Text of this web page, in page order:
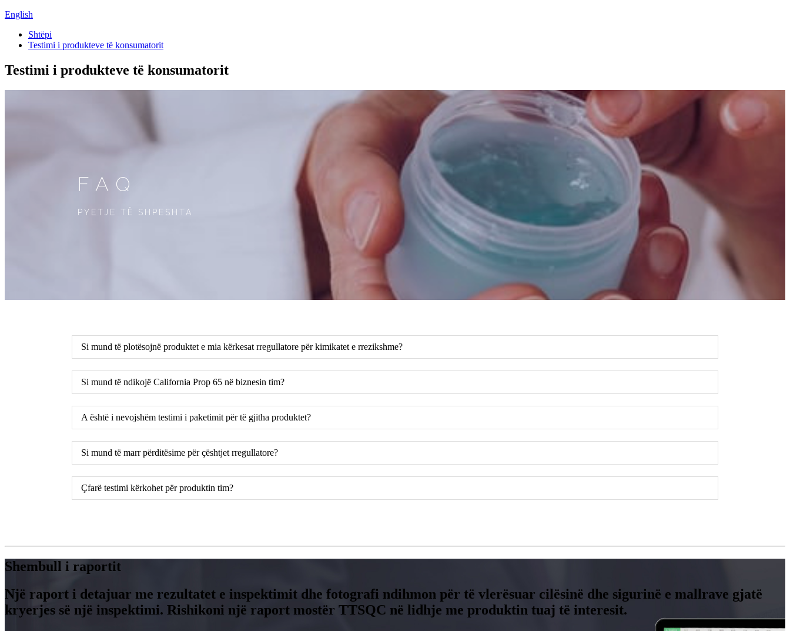
English
Shtëpi
Testimi i produkteve të konsumatorit
Testimi i produkteve të konsumatorit
FAQ
PYETJE TË SHPESHTA
Si mund të plotësojnë produktet e mia kërkesat rregullatore për kimikatet e rrezikshme?
Si mund të ndikojë California Prop 65 në biznesin tim?
A është i nevojshëm testimi i paketimit për të gjitha produktet?
Si mund të marr përditësime për çështjet rregullatore?
Çfarë testimi kërkohet për produktin tim?
Shembull i raportit
Një raport i detajuar me rezultatet e inspektimit dhe fotografi ndihmon për të vlerësuar cilësinë dhe sigurinë e mallrave gjatë
kryerjes së një inspektimi. Rishikoni një raport mostër TTSQC në lidhje me produktin tuaj të interesit.